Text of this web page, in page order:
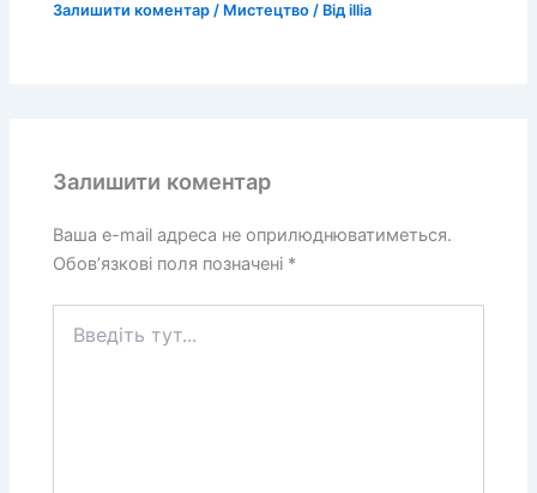
Залишити коментар / Мистецтво / Відillia
Залишити коментар
Ваша e-mail адреса не оприлюднюватиметься.
Обов’язкові поля позначені *
тут...